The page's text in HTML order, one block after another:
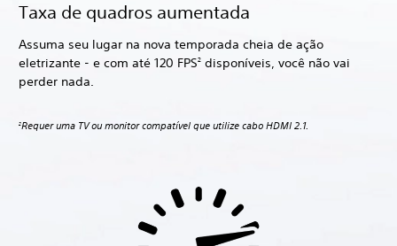
Taxa de quadros aumentada
Assuma seu lugar na nova temporada cheia de ação
eletrizante - e com até 120 FPS2 disponíveis, você não vai
perder nada.
2Requer uma TV ou monitor compatível que utilize cabo HDMI 2.1.